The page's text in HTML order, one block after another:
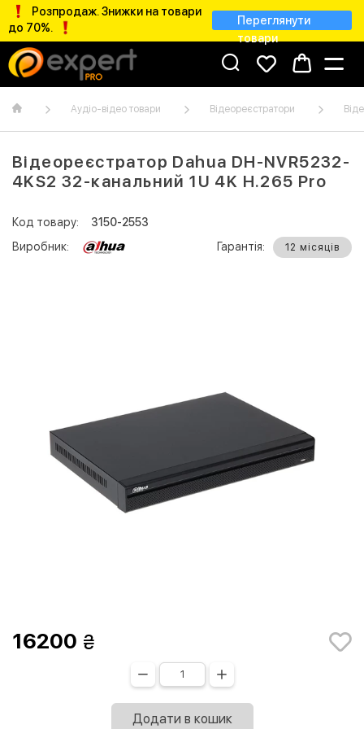
Розпродаж. Знижки на товари
до 70%.
Переглянути
товари
Аудіо-відео товари Відеореєстратори
Відеореєстратор Dahua DH-NVR5232-
4KS2 32-канальний 1U 4K H.265 Pro
Код товару:
3150-2553
Виробник:
Гарантія: 12 місяців
16200
Додати в кошик